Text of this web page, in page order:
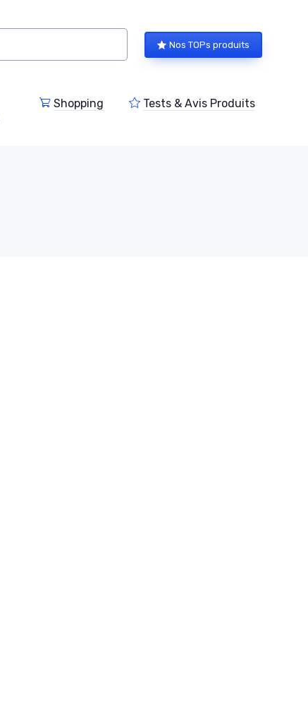
Nos TOPs produits
Shopping Tests & Avis Produits